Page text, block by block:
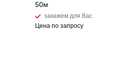
50м
закажем для Вас
Цена по запросу